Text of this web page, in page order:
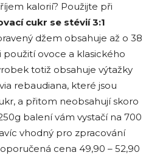
kalorií? Použijte při
cukr se stévií 3:1
džem obsahuje až o 38
použití ovoce a klasického
totiž obsahuje výtažky
rebaudiana, které jsou
a přitom neobsahují skoro
balení vám vystačí na 700
vhodný pro zpracování
cena 49,90 – 52,90